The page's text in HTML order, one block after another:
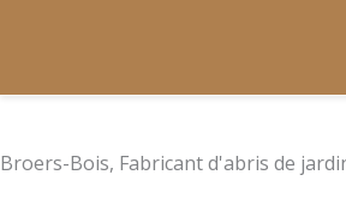
Broers-Bois, Fabricant d'abris de